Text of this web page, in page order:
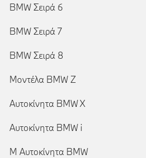
BMW Σειρά 6
BMW Σειρά 7
BMW Σειρά 8
Μοντέλα BMW Z
Αυτοκίνητα BMW X
Αυτοκίνητα BMW i
Μ Αυτοκίνητα BMW